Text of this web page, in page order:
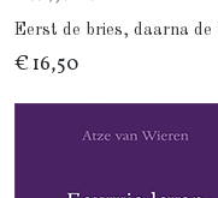
Eerst de bries, daarna de
€ 16,50